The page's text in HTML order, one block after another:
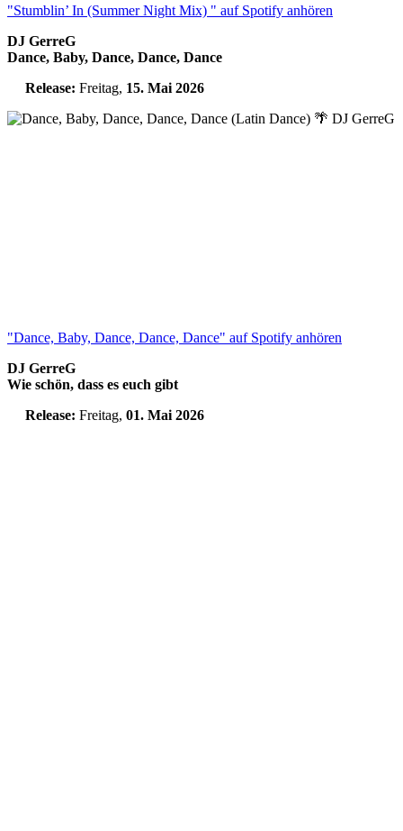
"Stumblin’ In (Summer Night Mix) " auf Spotify anhören
DJ GerreG
Dance, Baby, Dance, Dance, Dance
Release: Freitag, 15. Mai 2026
"Dance, Baby, Dance, Dance, Dance" auf Spotify anhören
DJ GerreG
Wie schön, dass es euch gibt
Release: Freitag, 01. Mai 2026